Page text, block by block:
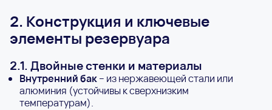
2. Конструкция и ключевые
элементы резервуара
2.1. Двойные стенки и материалы
Внутренний бак– из нержавеющей стали или
алюминия (устойчивы к сверхнизким
температурам).